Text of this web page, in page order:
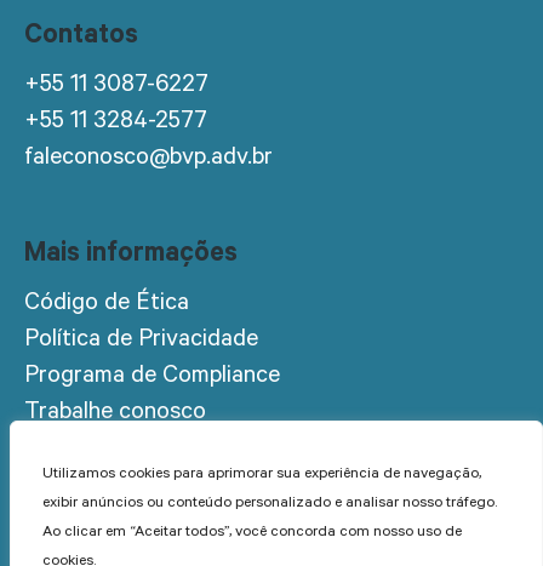
Utilizamos cookies para aprimorar sua experiência de navegação,
exibir anúncios ou conteúdo personalizado e analisar nosso tráfego.
Ao clicar em “Aceitar todos”, você concorda com nosso uso de
cookies.
Contatos
+55 11 3087-6227
+55 11 3284-2577
faleconosco@bvp.adv.br
Mais informações
Código de Ética
Política de Privacidade
Programa de Compliance
Trabalhe conosco